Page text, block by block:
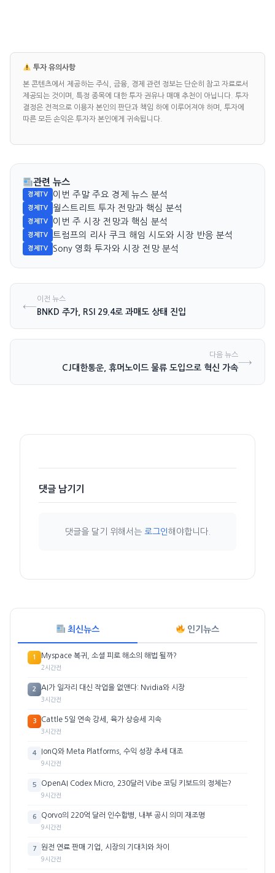
투자 유의사항
본 콘텐츠에서 제공하는 주식, 금융, 경제 관련 정보는 단순히 참고 자료로서
제공되는 것이며, 특정 종목에 대한 투자 권유나 매매 추천이 아닙니다. 투자
결정은 전적으로 이용자 본인의 판단과 책임 하에 이루어져야 하며, 투자에
따른 모든 손익은 투자자 본인에게 귀속됩니다.
관련 뉴스
경제TV 이번 주말 주요 경제 뉴스 분석
경제TV 월스트리트 투자 전망과 핵심 분석
경제TV 이번 주 시장 전망과 핵심 분석
경제TV 트럼프의 리사 쿠크 해임 시도와 시장 반응 분석
경제TV Sony 영화 투자와 시장 전망 분석
←이전 뉴스
BNKD 주가, RSI 29.4로 과매도 상태 진입
다음 뉴스
CJ대한통운, 휴머노이드 물류 도입으로 혁신 가속→
댓글 남기기
댓글을 달기 위해서는 로그인해야합니다.
최신뉴스 인기뉴스
1 Myspace 복귀, 소셜 피로 해소의 해법 될까?
2시간전
2 AI가 일자리 대신 작업을 없앤다: Nvidia와 시장
3시간전
3 Cattle 5일 연속 강세, 육가 상승세 지속
3시간전
4 IonQ와 Meta Platforms, 수익 성장 추세 대조
9시간전
5 OpenAI Codex Micro, 230달러 Vibe 코딩 키보드의 정체는?
9시간전
6 Qorvo의 220억 달러 인수합병, 내부 공시 의미 재조명
9시간전
7 원전 연료 판매 기업, 시장의 기대치와 차이
9시간전